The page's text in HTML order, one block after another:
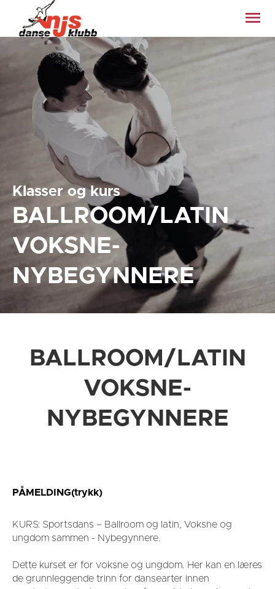
Klasser og kurs
BALLROOM/LATIN
VOKSNE-
NYBEGYNNERE
BALLROOM/LATIN
VOKSNE-
NYBEGYNNERE
PÅMELDING(trykk)
KURS: Sportsdans – Ballroom og latin, Voksne og
ungdom sammen - Nybegynnere.
Dette kurset er for voksne og ungdom. Her kan en læres
de grunnleggende trinn for dansearter innen